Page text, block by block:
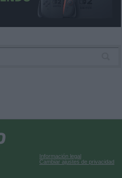
Información legal
Cambiar ajustes de privacidad